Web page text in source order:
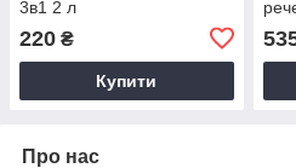
3в1 2 л
220 ₴
Купити
Про нас